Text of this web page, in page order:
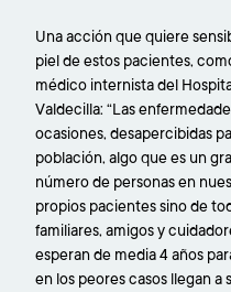
Una acción que quiere
piel de estos pacientes,
médico internista del
Valdecilla: “Las
ocasiones, desapercibidas
población, algo que es un
número de personas en
propios pacientes sino de
familiares, amigos y
esperan de media 4 años
en los peores casos llegan a